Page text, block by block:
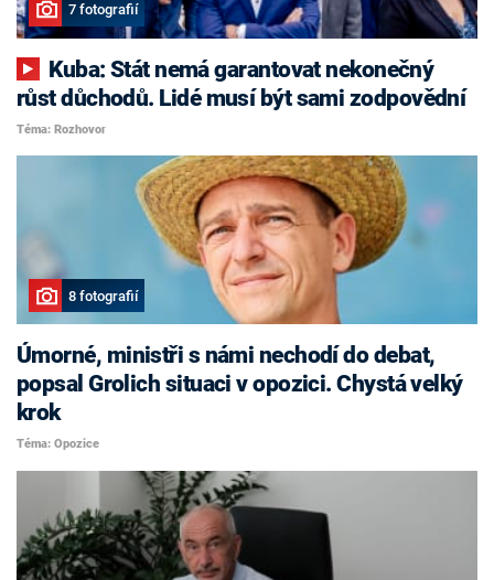
7 fotografií
růst důchodů. Lidé musí být sami zodpovědní
Téma: Rozhovor
8 fotografií
Úmorné, ministři s námi nechodí do debat,
popsal Grolich situaci v opozici. Chystá velký
krok
Téma: Opozice